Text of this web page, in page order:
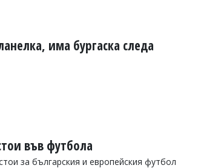
има бургаска следа
във футбола
за българския и европейския футбол